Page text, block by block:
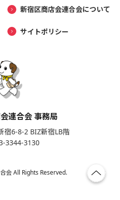
新宿区商店会連合会について
サイトポリシー
連合会 事務局
宿6-8-2 BIZ新宿LB階
3344-3130
会 All Rights Reserved.